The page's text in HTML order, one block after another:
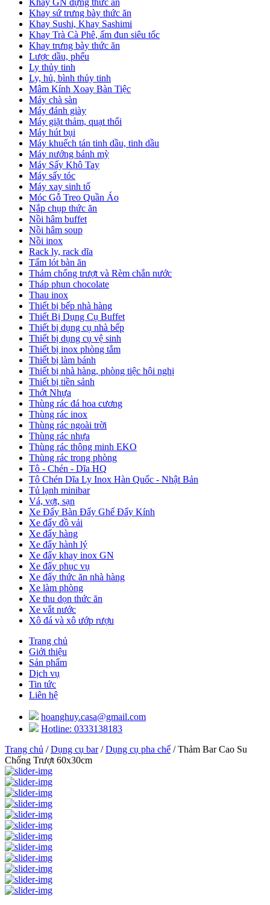
Khay sứ trưng bày thức ăn
Khay Sushi, Khay Sashimi
Khay Trà Cà Phê, ấm đun siêu tốc
Khay trưng bày thức ăn
Lược dầu, phểu
Ly thủy tinh
Ly, hủ, bình thủy tinh
Mâm Kính Xoay Bàn Tiệc
Máy chà sàn
Máy đánh giày
Máy giặt thảm, quạt thổi
Máy hút bụi
Máy khuếch tán tinh dầu, tinh dầu
Máy nướng bánh mỳ
Máy Sấy Khô Tay
Máy sấy tóc
Máy xay sinh tố
Móc Gỗ Treo Quần Áo
Nắp chụp thức ăn
Nồi hâm buffet
Nồi hâm soup
Nồi inox
Rack ly, rack dĩa
Tấm lót bàn ăn
Thảm chống trượt và Rèm chắn nước
Tháp phun chocolate
Thau inox
Thiết bị bếp nhà hàng
Thiết Bị Dụng Cụ Buffet
Thiết bị dụng cụ nhà bếp
Thiết bị dụng cụ vệ sinh
Thiết bị inox phòng tắm
Thiết bị làm bánh
Thiết bị nhà hàng, phòng tiệc hội nghị
Thiết bị tiền sảnh
Thớt Nhựa
Thùng rác đá hoa cương
Thùng rác inox
Thùng rác ngoài trời
Thùng rác nhựa
Thùng rác thông minh EKO
Thùng rác trong phòng
Tô - Chén - Dĩa HQ
Tô Chén Dĩa Ly Inox Hàn Quốc - Nhật Bản
Tủ lạnh minibar
Vá, vợt, sạn
Xe Đẩy Bàn Đẩy Ghế Đẩy Kính
Xe đẩy đồ vải
Xe đẩy hàng
Xe đẩy hành lý
Xe đẩy khay inox GN
Xe đẩy phục vụ
Xe đẩy thức ăn nhà hàng
Xe làm phòng
Xe thu dọn thức ăn
Xe vắt nước
Xô đá và xô ướp rượu
Trang chủ
Giới thiệu
Sản phẩm
Dịch vụ
Tin tức
Liên hệ
hoanghuy.casa@gmail.com
Hotline: 0333138183
Trang chủ /Dụng cụ bar/Dụng cụ pha chế / Thảm Bar Cao Su
Chống Trượt 60x30cm